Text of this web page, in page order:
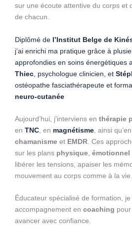
sur une écoute attentive du corps et
de chacun.
Diplômé de l’Institut Belge de
j’ai enrichi ma pratique grâce à
approfondies en soins énergétiques
Thiec , psychologue clinicien, et
ostéopathe fasciathérapeute et
neuro-cutanée
Aujourd’hui, j’interviens en thérapie
en TNC , en magnétisme , ainsi qu’en
chamanisme et EMDR . Ces
sur les plans physique émotionnel
libérer les tensions, apaiser les
mouvement au corps comme à la vie.
Éducateur spécialisé de formation,
accompagnement en coaching
avancer avec confiance.